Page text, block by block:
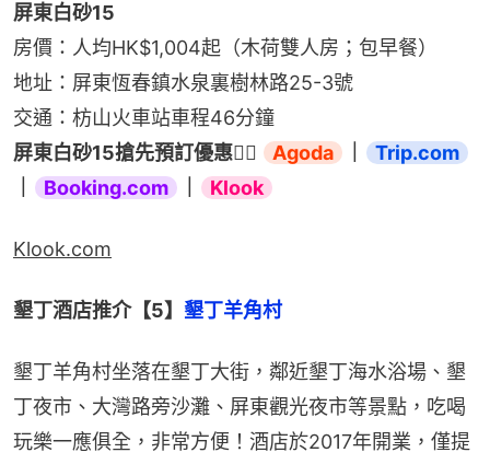
屏東白砂15
房價：人均HK$1,004起（木荷雙人房；包早餐）
地址：屏東恆春鎮水泉裏樹林路25-3號
交通：枋山火車站車程46分鐘
屏東白砂15搶先預訂優惠👉🏻
Agoda
Trip.com
Booking.com Klook
Klook.com
墾丁酒店推介【5】 墾丁羊角村
墾丁羊角村坐落在墾丁大街，鄰近墾丁海水浴場、墾
丁夜市、大灣路旁沙灘、屏東觀光夜市等景點，吃喝
玩樂一應俱全，非常方便！酒店於2017年開業，僅提